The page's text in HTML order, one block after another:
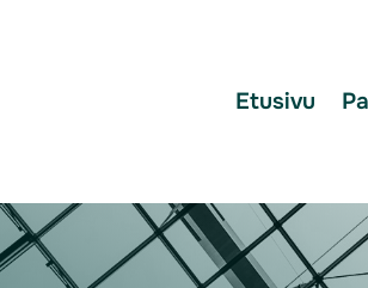
Etusivu